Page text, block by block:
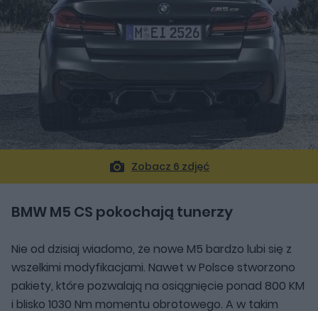
Zobacz 6 zdjęć
BMW M5 CS pokochają tunerzy
Nie od dzisiaj wiadomo, że nowe M5 bardzo lubi się z
wszelkimi modyfikacjami. Nawet w Polsce stworzono
pakiety, które pozwalają na osiągnięcie ponad 800 KM
i blisko 1030 Nm momentu obrotowego. A w takim